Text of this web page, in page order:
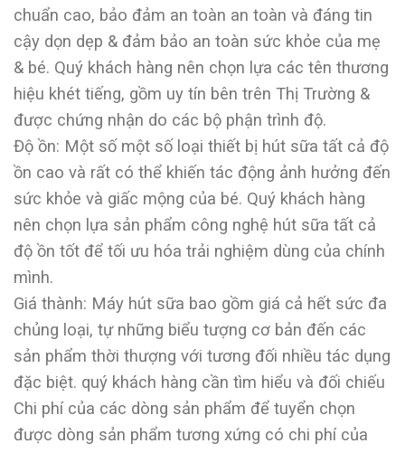
chuẩn cao, bảo đảm an toàn an toàn và đáng tin
cậy dọn dẹp & đảm bảo an toàn sức khỏe của mẹ
& bé. Quý khách hàng nên chọn lựa các tên thương
hiệu khét tiếng, gồm uy tín bên trên Thị Trường &
được chứng nhận do các bộ phận trình độ.
Độ ồn: Một số một số loại thiết bị hút sữa tất cả độ
ồn cao và rất có thể khiến tác động ảnh hưởng đến
sức khỏe và giấc mộng của bé. Quý khách hàng
nên chọn lựa sản phẩm công nghệ hút sữa tất cả
độ ồn tốt để tối ưu hóa trải nghiệm dùng của chính
mình.
Giá thành: Máy hút sữa bao gồm giá cả hết sức đa
chủng loại, tự những biểu tượng cơ bản đến các
sản phẩm thời thượng với tương đối nhiều tác dụng
đặc biệt. quý khách hàng cần tìm hiểu và đối chiếu
Chi phí của các dòng sản phẩm để tuyển chọn
được dòng sản phẩm tương xứng có chi phí của